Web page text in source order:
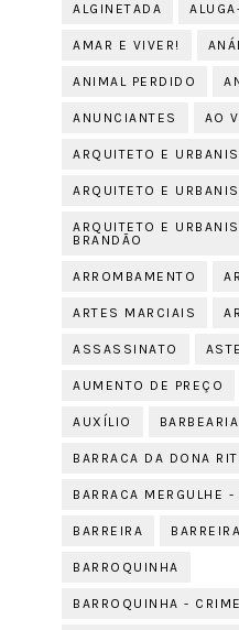
ALGINETADA
AMAR E VIVER!
ANIMAL PERDIDO
ANUNCIANTES AO
ARQUITETO E
ARQUITETO E
ARQUITETO E
BRANDÃO
ARROMBAMENTO
ARTES MARCIAIS
ASSASSINATO
AUMENTO DE PREÇO
AUXÍLIO BARBEARIA
BARRACA DA DONA
BARRACA MERGULHE
BARREIRA
BARROQUINHA
BARROQUINHA -